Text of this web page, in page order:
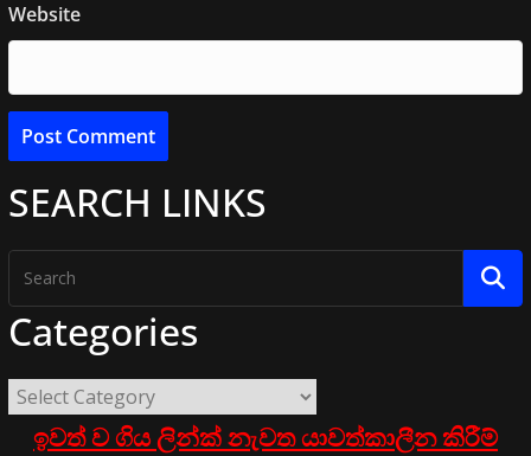
Website
SEARCH LINKS
Categories
ඉවත් ව ගිය ලින්ක් නැවත යාවත්කාලීන කිරීම්